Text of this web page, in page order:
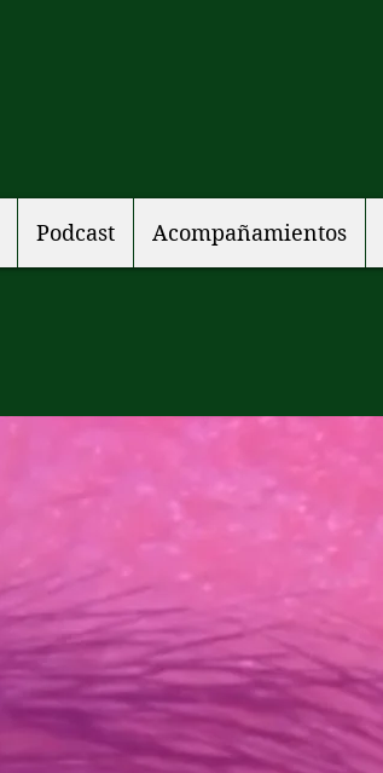
Podcast Acompañamientos